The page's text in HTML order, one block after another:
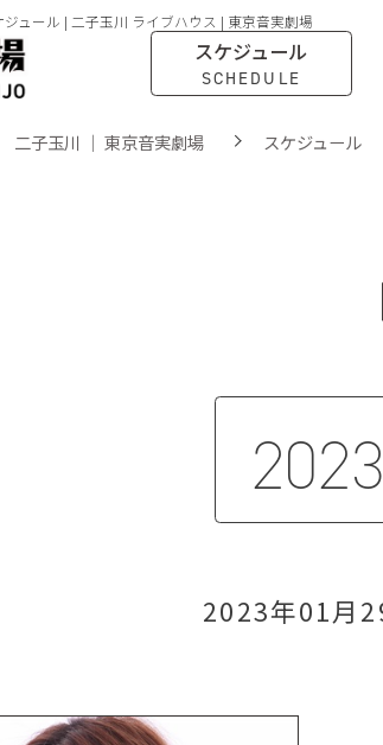
ュール | 二子玉川 ライブハウス | 東京音実劇場
スケジュール
SCHEDULE
二子玉川 ｜ 東京音実劇場 スケジュール
2023年01月